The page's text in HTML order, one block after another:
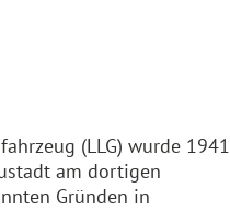
(LLG) wurde 1941
am dortigen
Gründen in